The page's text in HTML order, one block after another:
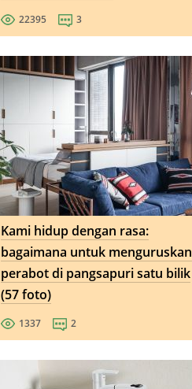
22395 3
Kami hidup dengan rasa:
bagaimana untuk menguruskan
perabot di pangsapuri satu bilik
(57 foto)
1337 2